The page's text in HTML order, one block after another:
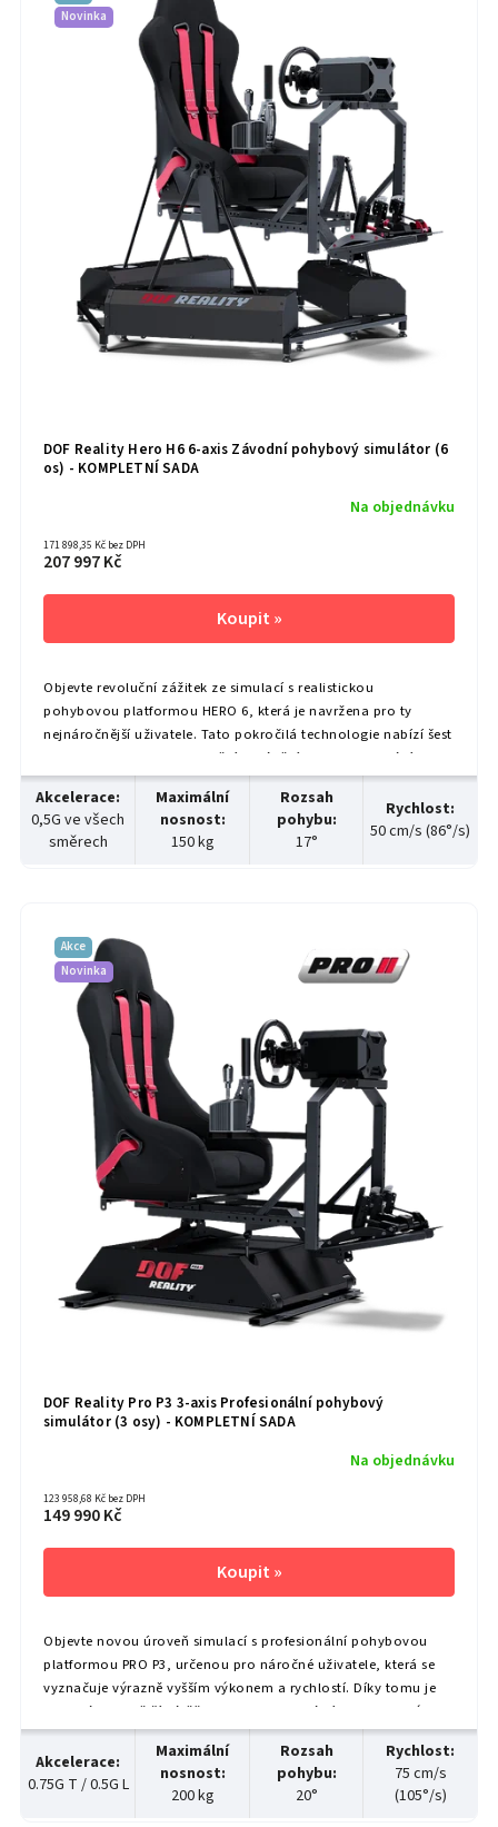
Novinka
DOF Reality Hero H6 6-axis Závodní pohybový simulátor (6
os) - KOMPLETNÍ SADA
Na objednávku
171 898,35 Kč bez DPH
207 997 Kč
Objevte revoluční zážitek ze simulací s realistickou
pohybovou platformou HERO 6, která je navržena pro ty
nejnáročnější uživatele. Tato pokročilá technologie nabízí šest
os pohybu – zdvih, naklonění, sklápění, posun, houpání a
otáčení – které...
Akcelerace:
0,5G ve všech
směrech
Maximální
nosnost:
150 kg
Rozsah
pohybu:
17°
Rychlost:
50 cm/s (86°/s)
Akce
Novinka
DOF Reality Pro P3 3-axis Profesionální pohybový
simulátor (3 osy) - KOMPLETNÍ SADA
Na objednávku
123 958,68 Kč bez DPH
149 990 Kč
Objevte novou úroveň simulací s profesionální pohybovou
platformou PRO P3, určenou pro náročné uživatele, která se
vyznačuje výrazně vyšším výkonem a rychlostí. Díky tomu je
vhodná i pro větší zátěž. Tento profesionální model, který je...
Akcelerace:
0.75G T / 0.5G L
Maximální
nosnost:
200 kg
Rozsah
pohybu:
20°
Rychlost:
75 cm/s
(105°/s)